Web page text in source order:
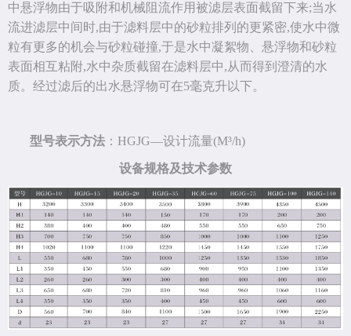
中悬浮物由于吸附和机械阻流作用被滤层表面截留下来;当水
流进滤层中间时,由于滤料层中的砂粒排列的更紧密,使水中微
粒有更多的机会与砂粒碰撞,于是水中凝絮物、悬浮物和砂粒
表面相互粘附,水中杂质截留在滤料层中,从而得到澄清的水
质。经过滤后的出水悬浮物可在5毫克升以下。
型号表示方法 ：HGJG—设计流量(M³/h)
设备规格及技术参数